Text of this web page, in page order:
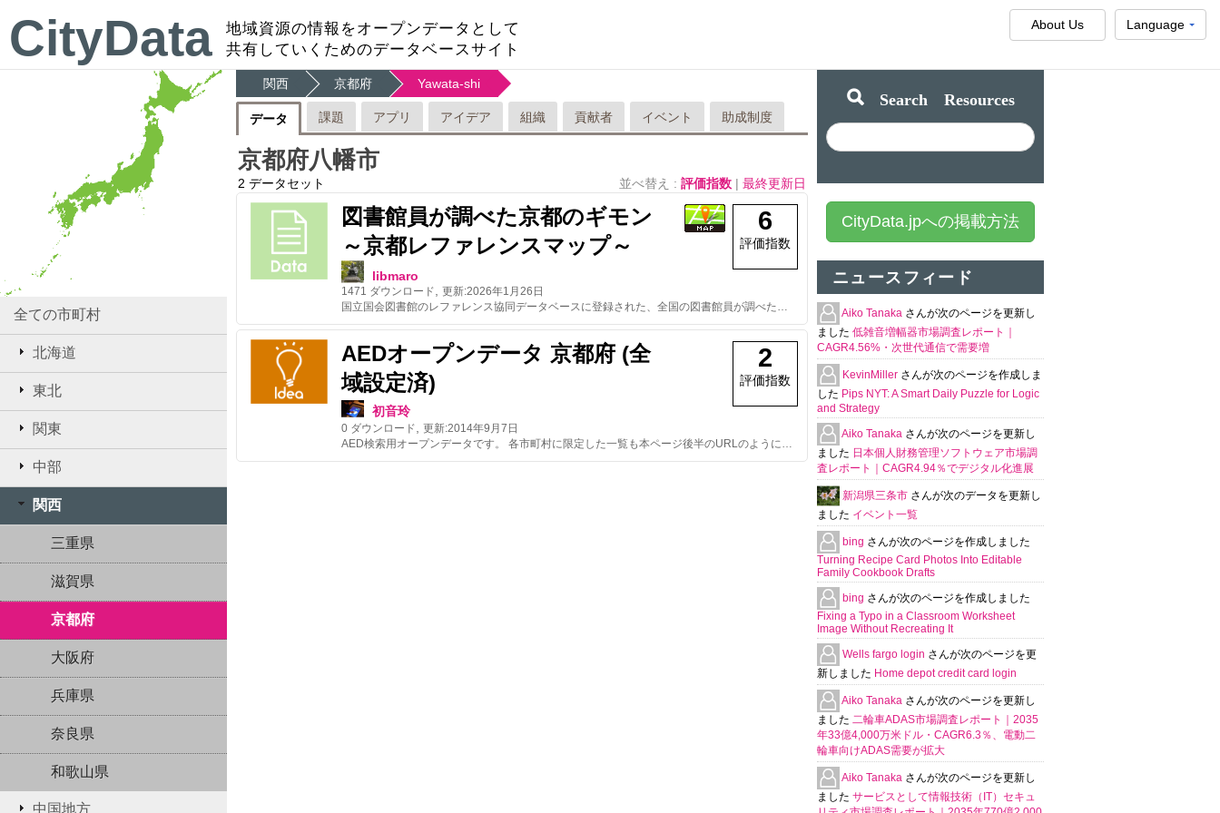
CityData
地域資源の情報をオープンデータとして
共有していくためのデータベースサイト
Language
About Us
全ての市町村
北海道
東北
関東
中部
関西
三重県
滋賀県
京都府
大阪府
兵庫県
奈良県
和歌山県
中国地方
関西 京都府 Yawata-shi
データ 課題 アプリ アイデア 組織 貢献者 イベント 助成制度
京都府八幡市
2 データセット 並べ替え : 評価指数 | 最終更新日
図書館員が調べた京都のギモン
～京都レファレンスマップ～
libmaro
1471 ダウンロード 更新:2026年1月26日
6
評価指数
国立国会図書館のレファレンス協同データベースに登録された、全国の図書館員が調べた京都のギモンの数々です。どんどん追加していきます。地理情報や関連する項目のDBpediaのURI付き。
AEDオープンデータ 京都府 (全
域設定済)
初音玲
0 ダウンロード 更新:2014年9月7日
2
評価指数
AED検索用オープンデータです。 各市町村に限定した一覧も本ページ後半のURLのように指定すれば取得可能です。
Search Resources
CityData.jpへの掲載方法
ニュースフィード
Aiko Tanaka さんが次のページを更新し
ました 低雑音増幅器市場調査レポート｜
CAGR4.56%・次世代通信で需要増
KevinMiller さんが次のページを作成しま
した Pips NYT: A Smart Daily Puzzle for Logic
and Strategy
Aiko Tanaka さんが次のページを更新し
ました 日本個人財務管理ソフトウェア市場調
査レポート｜CAGR4.94％でデジタル化進展
新潟県三条市 さんが次のデータを更新し
ました イベント一覧
bing さんが次のページを作成しました
Turning Recipe Card Photos Into Editable
Family Cookbook Drafts
bing さんが次のページを作成しました
Fixing a Typo in a Classroom Worksheet
Image Without Recreating It
Wells fargo login さんが次のページを更
新しました Home depot credit card login
Aiko Tanaka さんが次のページを更新し
ました 二輪車ADAS市場調査レポート｜2035
年33億4,000万米ドル・CAGR6.3％、電動二
輪車向けADAS需要が拡大
Aiko Tanaka さんが次のページを更新し
ました サービスとして情報技術（IT）セキュ